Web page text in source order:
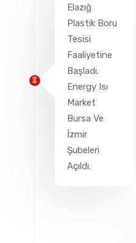
Elazığ
Plastik Boru
Tesisi
Faaliyetine
Başladı.
Energy Isı
Market
Bursa Ve
İzmir
Şubeleri
Açıldı.